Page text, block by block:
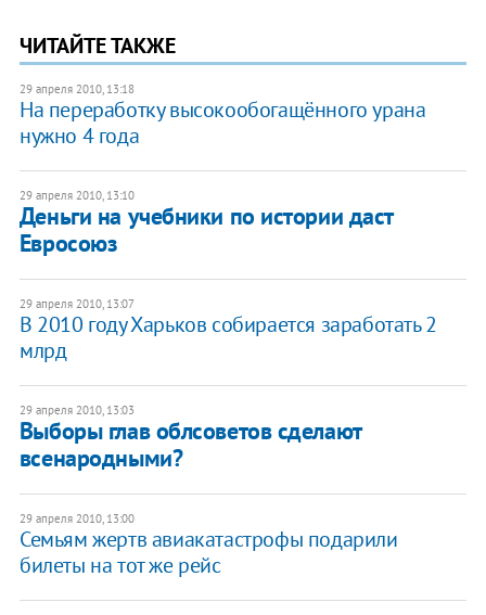
ЧИТАЙТЕ ТАКЖЕ
29 апреля 2010, 13:18
На переработку высокообогащённого урана
нужно 4 года
29 апреля 2010, 13:10
Деньги на учебники по истории даст
Евросоюз
29 апреля 2010, 13:07
В 2010 году Харьков собирается заработать 2
млрд
29 апреля 2010, 13:03
Выборы глав облсоветов сделают
всенародными?
29 апреля 2010, 13:00
Семьям жертв авиакатастрофы подарили
билеты на тот же рейс